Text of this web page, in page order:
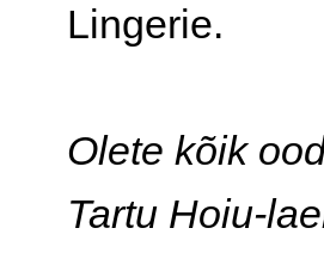
Lingerie.
Olete kõik
Tartu Hoiu-